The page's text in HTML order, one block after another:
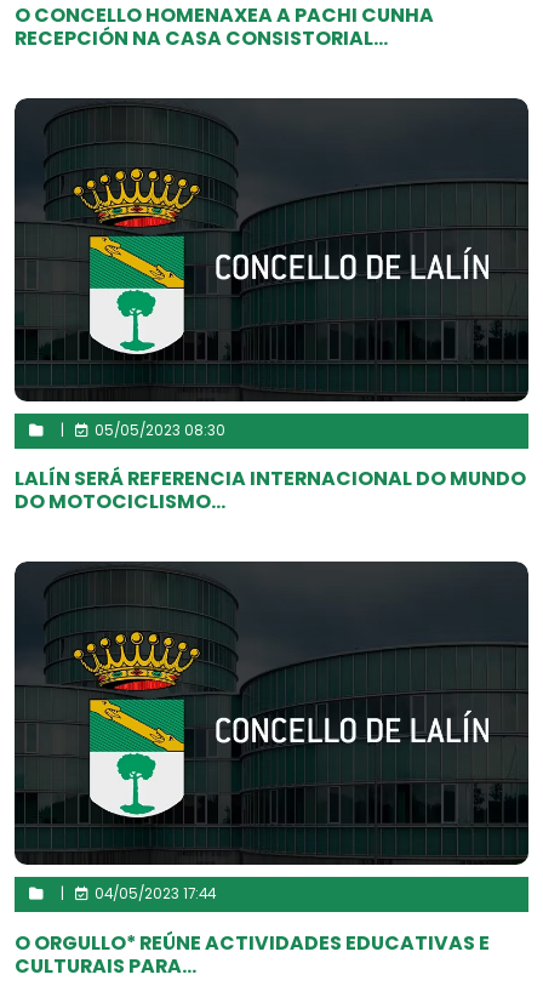
O CONCELLO HOMENAXEA A PACHI CUNHA
RECEPCIÓN NA CASA CONSISTORIAL...
05/05/2023 08:30
LALÍN SERÁ REFERENCIA INTERNACIONAL DO MUNDO
DO MOTOCICLISMO...
04/05/2023 17:44
O ORGULLO* REÚNE ACTIVIDADES EDUCATIVAS E
CULTURAIS PARA...